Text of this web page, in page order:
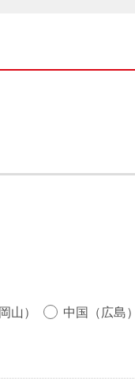
山）
中国（広島）